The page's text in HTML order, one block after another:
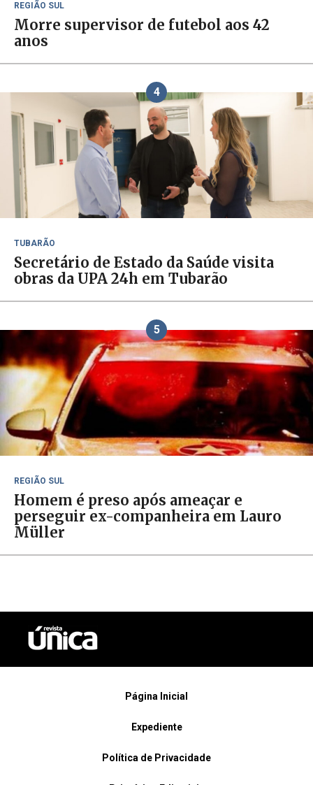
REGIÃO SUL
Morre supervisor de futebol aos 42
anos
4
TUBARÃO
Secretário de Estado da Saúde visita
obras da UPA 24h em Tubarão
5
REGIÃO SUL
Homem é preso após ameaçar e
perseguir ex-companheira em Lauro
Müller
Página Inicial
Expediente
Política de Privacidade